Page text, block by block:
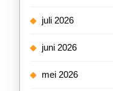
juli 2026
juni 2026
mei 2026